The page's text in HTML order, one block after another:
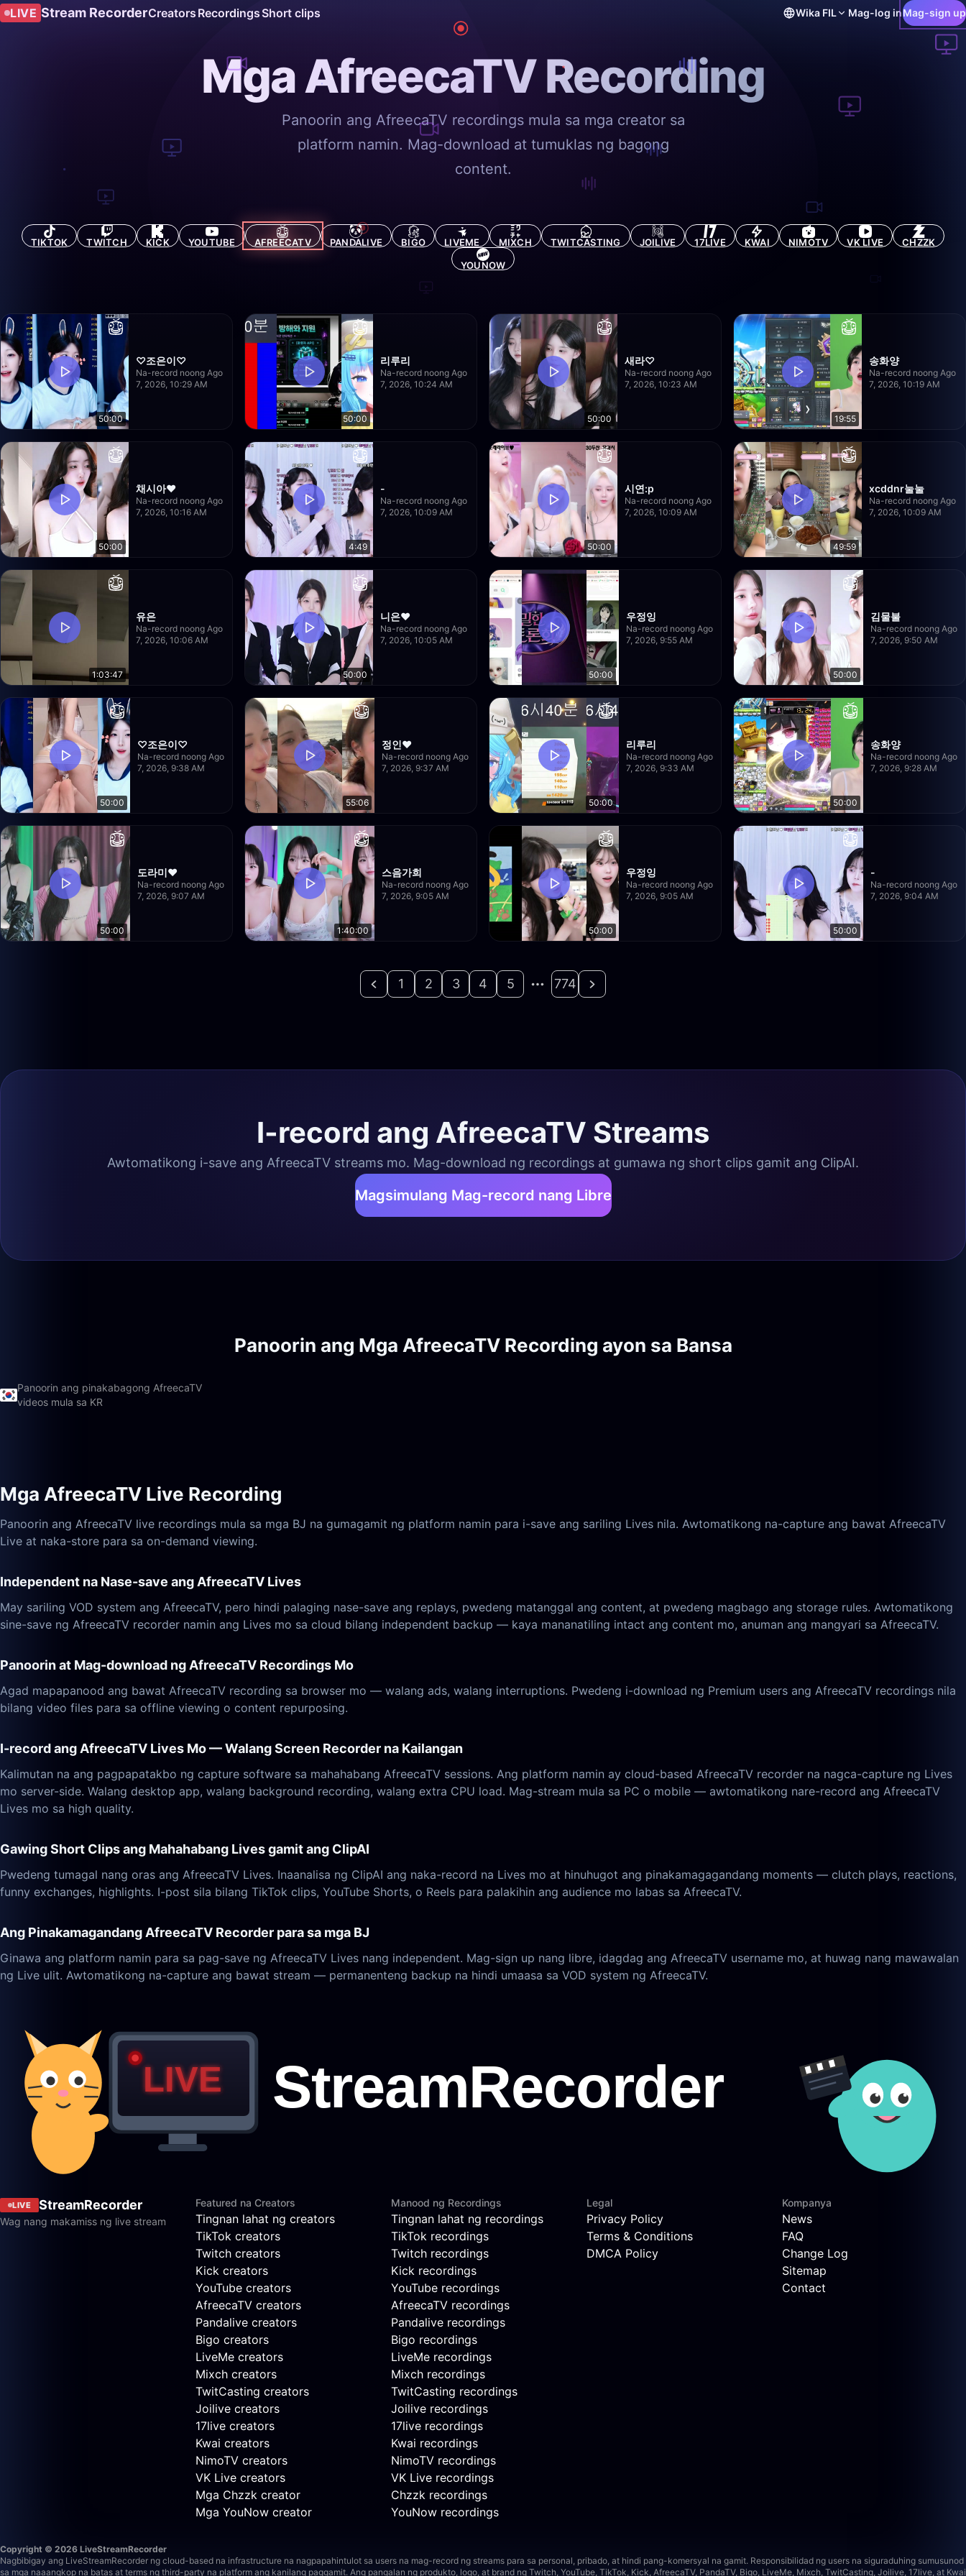
LIVE Stream RecorderCreators Recordings Short clips Wika FIL Mag-log inMag-sign up
Mga AfreecaTV Recording
Panoorin ang AfreecaTV recordings mula sa mga creator sa
platform namin. Mag-download at tumuklas ng bagong
content.
TIKTOK TWITCH KICK YOUTUBE AFREECATV PANDALIVE BIGO LIVEME MIXCH TWITCASTING JOILIVE 17LIVE KWAI NIMOTV VK LIVE
CHZZK
YOUNOW
50:00
♡조은이♡
Na-record noong Ago
7, 2026, 10:29 AM
50:00
리루리
Na-record noong Ago
7, 2026, 10:24 AM
50:00
새라♡
Na-record noong Ago
7, 2026, 10:23 AM
19:55
송화양
Na-record noong Ago
7, 2026, 10:19 AM
50:00
채시아♥
Na-record noong Ago
7, 2026, 10:16 AM
4:49
-
Na-record noong Ago
7, 2026, 10:09 AM
50:00
시연:p
Na-record noong Ago
7, 2026, 10:09 AM
49:59
xcddnr눌눌
Na-record noong Ago
7, 2026, 10:09 AM
1:03:47
유은
Na-record noong Ago
7, 2026, 10:06 AM
50:00
니은♥
Na-record noong Ago
7, 2026, 10:05 AM
50:00
우정잉
Na-record noong Ago
7, 2026, 9:55 AM
50:00
김물불
Na-record noong Ago
7, 2026, 9:50 AM
50:00
♡조은이♡
Na-record noong Ago
7, 2026, 9:38 AM
55:06
정인♥
Na-record noong Ago
7, 2026, 9:37 AM
50:00
리루리
Na-record noong Ago
7, 2026, 9:33 AM
50:00
송화양
Na-record noong Ago
7, 2026, 9:28 AM
50:00
도라미♥
Na-record noong Ago
7, 2026, 9:07 AM
1:40:00
스음가희
Na-record noong Ago
7, 2026, 9:05 AM
50:00
우정잉
Na-record noong Ago
7, 2026, 9:05 AM
50:00
-
Na-record noong Ago
7, 2026, 9:04 AM
1 2 3 4 5 774
I-record ang AfreecaTV Streams
Awtomatikong i-save ang AfreecaTV streams mo. Mag-download ng recordings at gumawa ng short clips gamit ang ClipAI.
Magsimulang Mag-record nang Libre
Panoorin ang Mga AfreecaTV Recording ayon sa Bansa
Panoorin ang pinakabagong AfreecaTV
videos mula sa KR
Mga AfreecaTV Live Recording
Panoorin ang AfreecaTV live recordings mula sa mga BJ na gumagamit ng platform namin para i-save ang sariling Lives nila. Awtomatikong na-capture ang bawat AfreecaTV
Live at naka-store para sa on-demand viewing.
Independent na Nase-save ang AfreecaTV Lives
May sariling VOD system ang AfreecaTV, pero hindi palaging nase-save ang replays, pwedeng matanggal ang content, at pwedeng magbago ang storage rules. Awtomatikong
sine-save ng AfreecaTV recorder namin ang Lives mo sa cloud bilang independent backup — kaya mananatiling intact ang content mo, anuman ang mangyari sa AfreecaTV.
Panoorin at Mag-download ng AfreecaTV Recordings Mo
Agad mapapanood ang bawat AfreecaTV recording sa browser mo — walang ads, walang interruptions. Pwedeng i-download ng Premium users ang AfreecaTV recordings nila
bilang video files para sa offline viewing o content repurposing.
I-record ang AfreecaTV Lives Mo — Walang Screen Recorder na Kailangan
Kalimutan na ang pagpapatakbo ng capture software sa mahahabang AfreecaTV sessions. Ang platform namin ay cloud-based AfreecaTV recorder na nagca-capture ng Lives
mo server-side. Walang desktop app, walang background recording, walang extra CPU load. Mag-stream mula sa PC o mobile — awtomatikong nare-record ang AfreecaTV
Lives mo sa high quality.
Gawing Short Clips ang Mahahabang Lives gamit ang ClipAI
Pwedeng tumagal nang oras ang AfreecaTV Lives. Inaanalisa ng ClipAI ang naka-record na Lives mo at hinuhugot ang pinakamagagandang moments — clutch plays, reactions,
funny exchanges, highlights. I-post sila bilang TikTok clips, YouTube Shorts, o Reels para palakihin ang audience mo labas sa AfreecaTV.
Ang Pinakamagandang AfreecaTV Recorder para sa mga BJ
Ginawa ang platform namin para sa pag-save ng AfreecaTV Lives nang independent. Mag-sign up nang libre, idagdag ang AfreecaTV username mo, at huwag nang mawawalan
ng Live ulit. Awtomatikong na-capture ang bawat stream — permanenteng backup na hindi umaasa sa VOD system ng AfreecaTV.
LIVE StreamRecorder
Wag nang makamiss ng live stream
Featured na Creators
Tingnan lahat ng creators
TikTok creators
Twitch creators
Kick creators
YouTube creators
AfreecaTV creators
Pandalive creators
Bigo creators
LiveMe creators
Mixch creators
TwitCasting creators
Joilive creators
17live creators
Kwai creators
NimoTV creators
VK Live creators
Mga Chzzk creator
Mga YouNow creator
Manood ng Recordings
Tingnan lahat ng recordings
TikTok recordings
Twitch recordings
Kick recordings
YouTube recordings
AfreecaTV recordings
Pandalive recordings
Bigo recordings
LiveMe recordings
Mixch recordings
TwitCasting recordings
Joilive recordings
17live recordings
Kwai recordings
NimoTV recordings
VK Live recordings
Chzzk recordings
YouNow recordings
Legal
Privacy Policy
Terms & Conditions
DMCA Policy
Kompanya
News
FAQ
Change Log
Sitemap
Contact
Copyright © 2026 LiveStreamRecorder
Nagbibigay ang LiveStreamRecorder ng cloud-based na infrastructure na nagpapahintulot sa users na mag-record ng streams para sa personal, pribado, at hindi pang-komersyal na gamit. Responsibilidad ng users na siguraduhing sumusunod
sa mga naaangkop na batas at terms ng third-party na platform ang kanilang paggamit. Ang pangalan ng produkto, logo, at brand ng Twitch, YouTube, TikTok, Kick, AfreecaTV, PandaTV, Bigo, LiveMe, Mixch, TwitCasting, Joilive, 17live, at Kwai